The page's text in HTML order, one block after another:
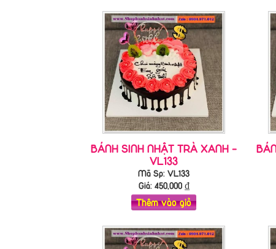
BÁNH SINH NHẬT TRÀ XANH -
VL133
Mã Sp: VL133
Giá: 450,000₫
Thêm vào giỏ